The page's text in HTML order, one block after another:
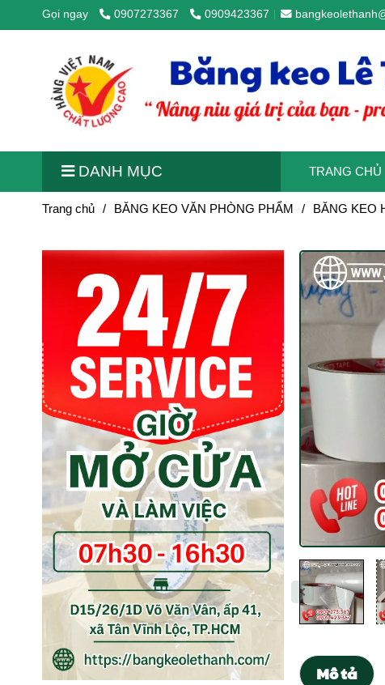
Gọi ngay 0907273367 0909423367
DANH MỤC TRANG CHỦ
Trang chủ / BĂNG KEO VĂN PHÒNG PHẨM / BĂNG KEO
Mô tả